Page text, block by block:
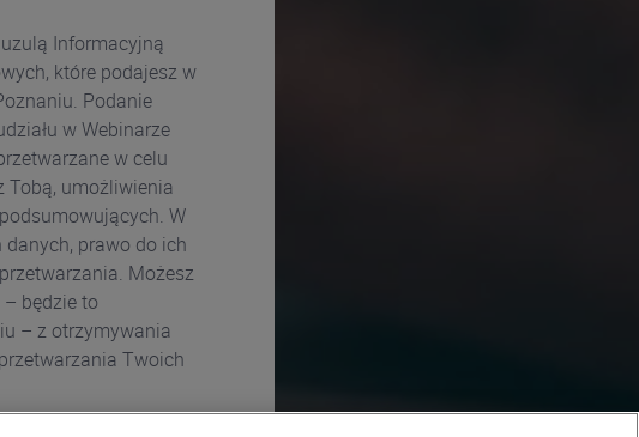
Informacyjną
które podajesz w
Podanie
w Webinarze
w celu
Tobą, umożliwienia
W
prawo do ich
Możesz
będzie to
– z otrzymywania
Twoich